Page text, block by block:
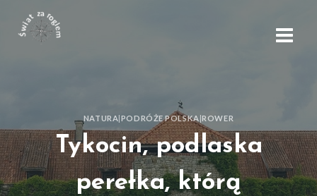
NATURA PODRÓŻE POLSKA |ROWER
Tykocin, podlaska
perełka, którą